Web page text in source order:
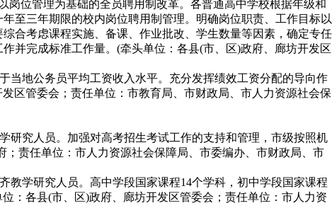
岗位管理为基础的全员聘用制改革。各普通高中学校根据年级和
至三年期限的校内岗位聘用制管理。明确岗位职责、工作目标以
合考虑课程实施、备课、作业批改、学生数量等因素，确定专任
并完成标准工作量。(牵头单位：各县(市、区)政府、廊坊开发区
当地公务员平均工资收入水平。充分发挥绩效工资分配的导向作
区管委会；责任单位：市教育局、市财政局、市人力资源社会保
研究人员。加强对高考招生考试工作的支持和管理，市级按照机
责任单位：市人力资源社会保障局、市委编办、市财政局、市
学研究人员。高中学段国家课程14个学科，初中学段国家课程
：各县(市、区)政府、廊坊开发区管委会；责任单位：市人力资